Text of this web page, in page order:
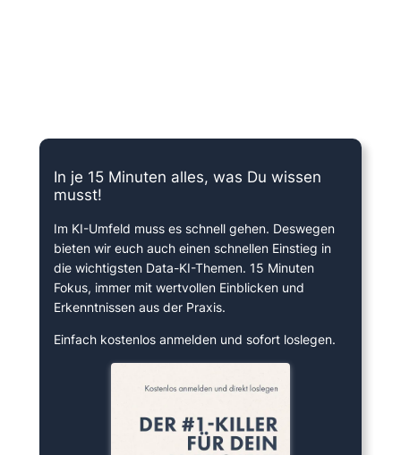
In je 15 Minuten alles, was Du wissen
musst!
Im KI-Umfeld muss es schnell gehen. Deswegen
bieten wir euch auch einen schnellen Einstieg in
die wichtigsten Data-KI-Themen. 15 Minuten
Fokus, immer mit wertvollen Einblicken und
Erkenntnissen aus der Praxis.
Einfach kostenlos anmelden und sofort loslegen.